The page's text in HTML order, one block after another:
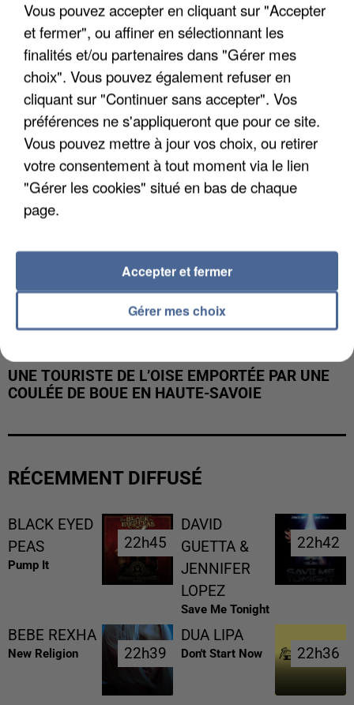
UN SECOND CADRE DE LA DZ MAFIA
INTERPELLÉ EN ALGÉRIE
UNE TOURISTE DE L’OISE EMPORTÉE PAR UNE
COULÉE DE BOUE EN HAUTE-SAVOIE
RÉCEMMENT DIFFUSÉ
BLACK EYED
PEAS
Pump It
22h45
22h45
DAVID
GUETTA &
JENNIFER
LOPEZ
Save Me Tonight
22h42
22h42
BEBE REXHA
New Religion 22h39
22h39
DUA LIPA
Don't Start Now 22h36
22h36
Vous pouvez accepter en cliquant sur "Accepter
et fermer", ou affiner en sélectionnant les
finalités et/ou partenaires dans "Gérer mes
choix". Vous pouvez également refuser en
cliquant sur "Continuer sans accepter". Vos
préférences ne s'appliqueront que pour ce site.
Vous pouvez mettre à jour vos choix, ou retirer
votre consentement à tout moment via le lien
"Gérer les cookies" situé en bas de chaque
page.
Gérer mes choix
Accepter et fermer